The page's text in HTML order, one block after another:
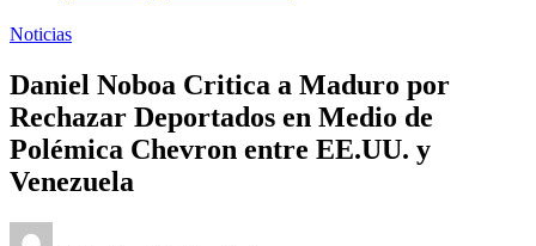
Noticias
Daniel Noboa Critica a Maduro por
Rechazar Deportados en Medio de
Polémica Chevron entre EE.UU. y
Venezuela